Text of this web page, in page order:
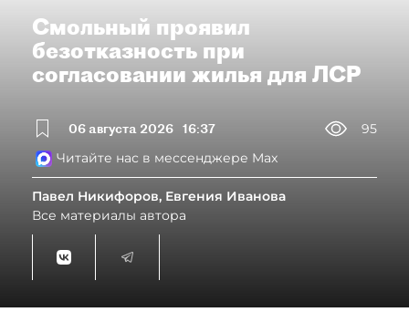
Смольный проявил
безотказность при
согласовании жилья для ЛСР
06 августа 2026 16:37
95
Читайте нас в мессенджере Max
Павел Никифоров, Евгения Иванова
Все материалы автора